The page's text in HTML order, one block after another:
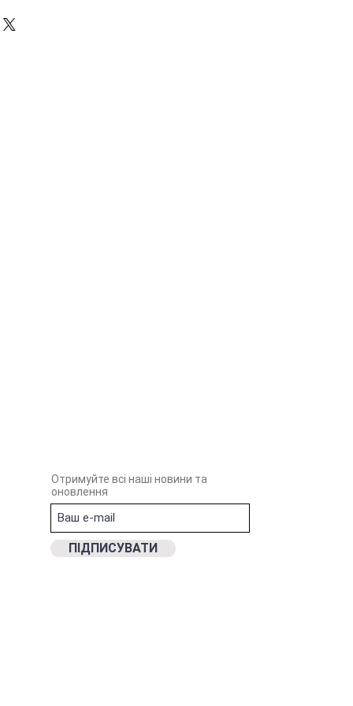
Отримуйте всі наші новини та
оновлення
ПIДПИСУВАТИ